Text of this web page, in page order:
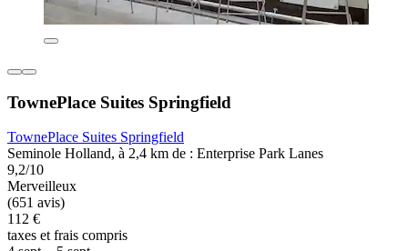
TownePlace Suites Springfield
TownePlace Suites Springfield
Seminole Holland, à 2,4 km de : Enterprise Park Lanes
9,2/10
Merveilleux
(651 avis)
112 €
taxes et frais compris